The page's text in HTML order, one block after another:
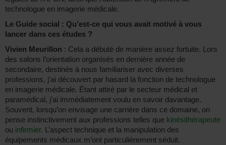
technologue en imagerie médicale.
Le Guide social : Qu’est-ce qui vous avait motivé à vous
lancer dans ces études ?
Vivien Meurillon : Cela a débuté de manière assez fortuite. Lors
des salons l’orientation organisés en dernière année de
secondaire, destinés à nous familiariser avec diverses
professions, j’ai découvert par hasard la fonction de technologue
en imagerie médicale. Étant attiré par le secteur médical et
paramédical, j’ai immédiatement voulu en savoir davantage.
Souvent, lorsqu’on envisage une carrière dans ce domaine, on
pense instinctivement aux professions telles que kinésithérapeute
ou infirmier. L’aspect technique et la manipulation des
équipements médicaux m’ont particulièrement séduit.